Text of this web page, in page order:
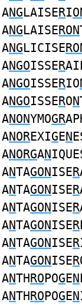
ANGLAISERI
ANGLAISERON
ANGLICISE
ANGOISSER
ANGOISSERIO
ANGOISSERON
ANONYMOGR
ANOREXIGEN
ANORGAN
ANTAGONISER
ANTAGONISER
ANTAGONISER
ANTAGONISER
ANTAGONISER
ANTAGONISER
ANTHROPOGEN
ANTHROPOGEN